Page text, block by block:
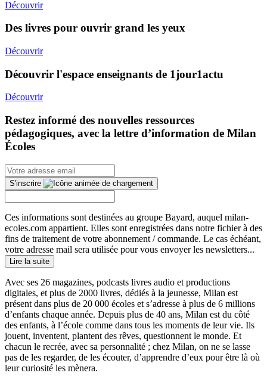
Découvrir
Des livres pour ouvrir grand les yeux
Découvrir
Découvrir l'espace enseignants de 1jour1actu
Découvrir
Restez informé des nouvelles ressources
pédagogiques, avec la lettre d’information de Milan
Écoles
S'inscrire
Ces informations sont destinées au groupe Bayard, auquel milan-
ecoles.com appartient. Elles sont enregistrées dans notre fichier à des
fins de traitement de votre abonnement / commande. Le cas échéant,
votre adresse mail sera utilisée pour vous envoyer les newsletters...
Lire la suite
Avec ses 26 magazines, podcasts livres audio et productions
digitales, et plus de 2000 livres, dédiés à la jeunesse, Milan est
présent dans plus de 20 000 écoles et s’adresse à plus de 6 millions
d’enfants chaque année. Depuis plus de 40 ans, Milan est du côté
des enfants, à l’école comme dans tous les moments de leur vie. Ils
jouent, inventent, plantent des rêves, questionnent le monde. Et
chacun le recrée, avec sa personnalité ; chez Milan, on ne se lasse
pas de les regarder, de les écouter, d’apprendre d’eux pour être là où
leur curiosité les mènera.